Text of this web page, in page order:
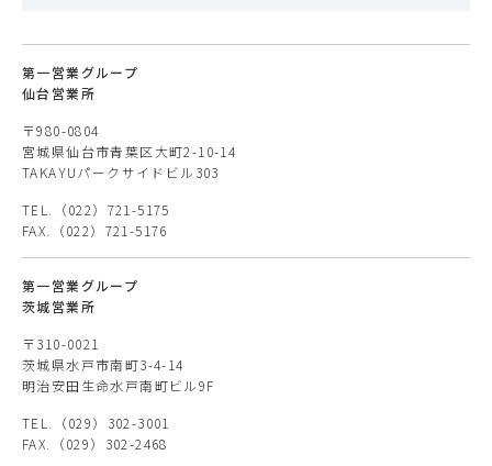
第一営業グループ
仙台営業所
〒980-0804
宮城県仙台市青葉区大町2-10-14
TAKAYUパークサイドビル303
TEL.（022）721-5175
FAX.（022）721-5176
第一営業グループ
茨城営業所
〒310-0021
茨城県水戸市南町3-4-14
明治安田生命水戸南町ビル9F
TEL.（029）302-3001
FAX.（029）302-2468